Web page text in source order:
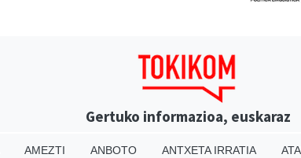
Gertuko informazioa, euskaraz
AMEZTI ANBOTO ANTXETA IRRATIA